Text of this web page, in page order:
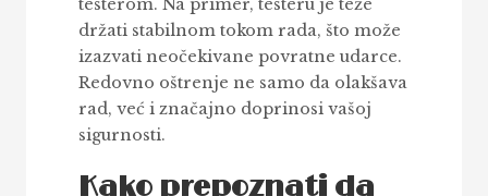
testerom. Na primer, testeru je teže
držati stabilnom tokom rada, što može
izazvati neočekivane povratne udarce.
Redovno oštrenje ne samo da olakšava
rad, već i značajno doprinosi vašoj
sigurnosti.
Kako prepoznati da